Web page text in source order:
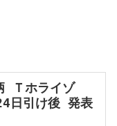
Ｔホライゾ
日引け後 発表